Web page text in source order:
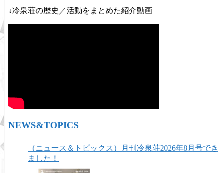
↓冷泉荘の歴史／活動をまとめた紹介動画
NEWS&TOPICS
（ニュース＆トピックス）月刊冷泉荘2026年8月号でき
ました！